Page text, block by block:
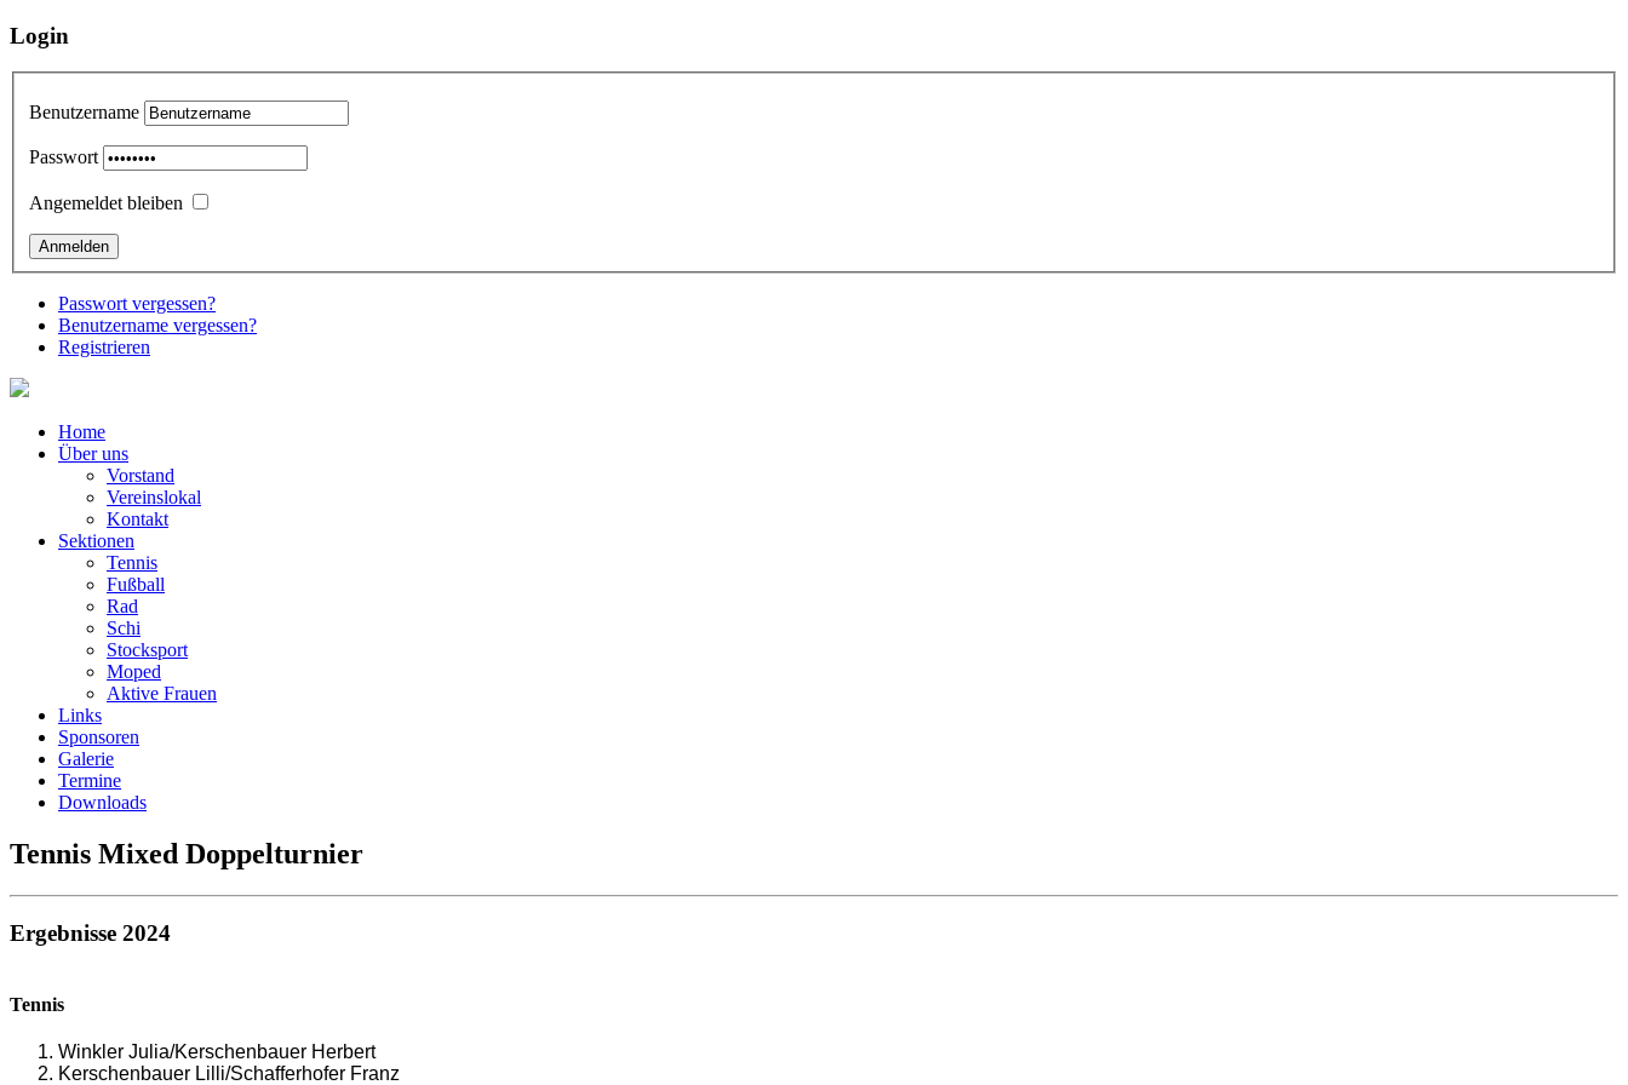
Login
Benutzername
Passwort
Angemeldet bleiben
Passwort vergessen?
Benutzername vergessen?
Registrieren
Home
Über uns
Vorstand
Vereinslokal
Kontakt
Sektionen
Tennis
Fußball
Rad
Schi
Stocksport
Moped
Aktive Frauen
Links
Sponsoren
Galerie
Termine
Downloads
Tennis Mixed Doppelturnier
Ergebnisse 2024
Tennis
Winkler Julia/Kerschenbauer Herbert
Kerschenbauer Lilli/Schafferhofer Franz